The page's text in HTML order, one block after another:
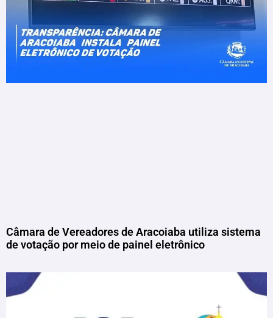
Câmara de Vereadores de Aracoiaba utiliza sistema
de votação por meio de painel eletrônico